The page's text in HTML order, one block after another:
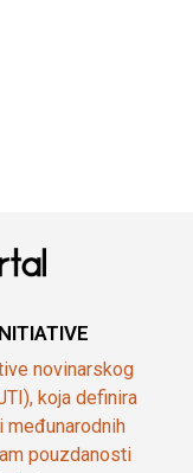
novinarskog
koja definira
međunarodnih
pouzdanosti